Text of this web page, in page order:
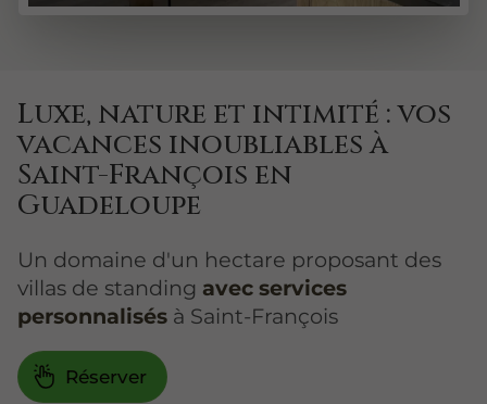
Luxe, nature et intimité : vos
vacances inoubliables à
Saint-François en
Guadeloupe
Un domaine d'un hectare proposant des
villas de standing avec services
personnalisés à Saint-François
Réserver